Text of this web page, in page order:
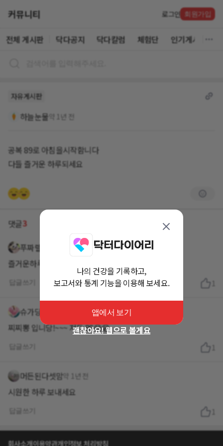
커뮤니티 로그인 회원가입
전체 게시판 닥다공지 닥다칼럼 체험단 인기게시글
자유게시판
하늘눈물 약 1년 전
공복 89로 아침을시작함니다
다들 즐거운 하루되세요
댓글3
푸짜렐라 약 1년 전
즐거운하루 되세요^^
1
슈가당당
찌찌뽕 입니당!~~~ 저두 89😄😁
1
머든된다셋맘약 1년 전
시원한 하루 보내세요
1
회사소개이용약관개인정보 처리방침
나의 건강을 기록하고,
보고서와 통계 기능을 이용해 보세요.
앱에서 보기
괜찮아요! 웹으로 볼게요